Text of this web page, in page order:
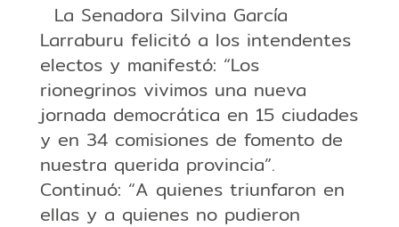
La Senadora Silvina García
Larraburu felicitó a los intendentes
electos y manifestó: “Los
rionegrinos vivimos una nueva
jornada democrática en 15 ciudades
y en 34 comisiones de fomento de
nuestra querida provincia”.
Continuó: “A quienes triunfaron en
ellas y a quienes no pudieron